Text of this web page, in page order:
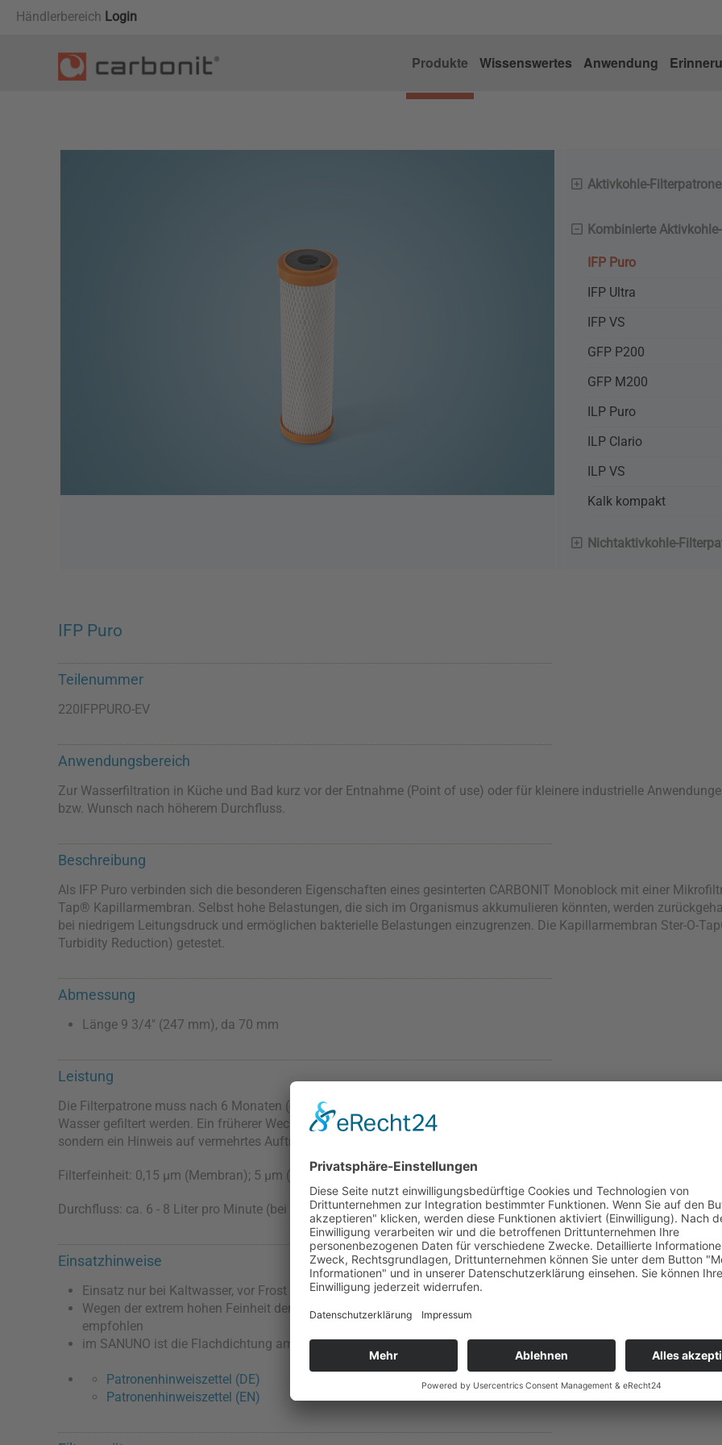
Händlerbereich Login
Produkte Wissenswertes Anwendung
Aktivkohle-
Kombinierte
IFP Puro
IFP Ultra
IFP VS
GFP P200
GFP M200
ILP Puro
ILP Clario
ILP VS
Kalk kompakt
Nichtaktivkohle-
IFP Puro
Teilenummer
220IFPPURO-EV
Anwendungsbereich
Zur Wasserfiltration in Küche und Bad kurz vor der Entnahme (Point of use) oder für kleinere industrielle
bzw. Wunsch nach höherem Durchfluss.
Beschreibung
Als IFP Puro verbinden sich die besonderen Eigenschaften eines gesinterten CARBONIT Monoblock mit einer
Tap® Kapillarmembran. Selbst hohe Belastungen, die sich im Organismus akkumulieren könnten, werden
bei niedrigem Leitungsdruck und ermöglichen bakterielle Belastungen einzugrenzen. Die Kapillarmembran Ster-O-
Turbidity Reduction) getestet.
Abmessung
Länge 9 3/4" (247 mm), da 70 mm
Leistung
Die Filterpatrone muss nach 6 Monaten (entsprechend der DIN EN 806-5, Anhang A) gewechselt werden.
Wasser gefiltert werden. Ein früherer Wechsel kann jedoch erforderlich sein, wenn der Wasserdurchfluss spürbar
sondern ein Hinweis auf vermehrtes Auftreten von feinen Partikeln im ungefilterten Wasser.
Filterfeinheit: 0,15 µm (Membran); 5 µm (Aktivkohle)
Durchfluss: ca. 6 - 8 Liter pro Minute (bei 4 bar)
Einsatzhinweise
Einsatz nur bei Kaltwasser, vor Frost schützen
Wegen der extrem hohen Feinheit der IFP Puro wird in Fällen schneller Durchflussreduzierung durch Partikel
empfohlen
im SANUNO ist die Flachdichtung am Bodendeckel zu entfernen
Patronenhinweiszettel (DE)
Patronenhinweiszettel (EN)